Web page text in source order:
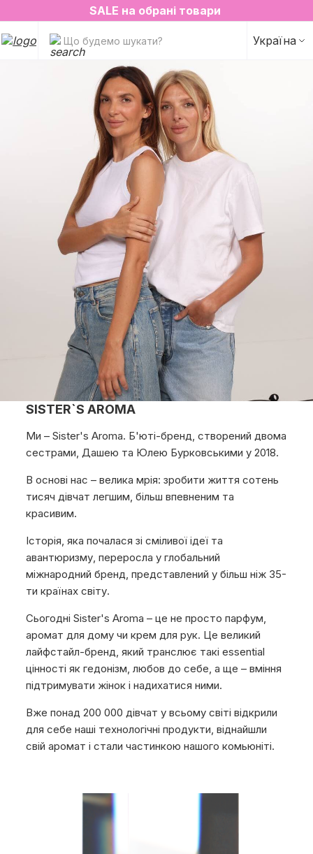
2=3 на улюблені аромати для простору✨
SALE на обрані товари
Що будемо шукати? Україна
SISTER`S AROMA
Ми – Sister's Aroma. Б'юті-бренд, створений двома
сестрами, Дашею та Юлею Бурковськими у 2018.
В основі нас – велика мрія: зробити життя сотень
тисяч дівчат легшим, більш впевненим та
красивим.
Історія, яка почалася зі сміливої ідеї та
авантюризму, переросла у глобальний
міжнародний бренд, представлений у більш ніж 35-
ти країнах світу.
Сьогодні Sister's Aroma – це не просто парфум,
аромат для дому чи крем для рук. Це великий
лайфстайл-бренд, який транслює такі essential
цінності як гедонізм, любов до себе, а ще – вміння
підтримувати жінок і надихатися ними.
Вже понад 200 000 дівчат у всьому світі відкрили
для себе наші технологічні продукти, віднайшли
свій аромат і стали частинкою нашого комьюніті.